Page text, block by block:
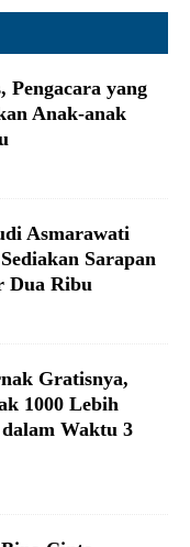
Pengacara yang
Anak-anak
Asmarawati
Sarapan
Dua Ribu
Gratisnya,
1000 Lebih
Waktu 3